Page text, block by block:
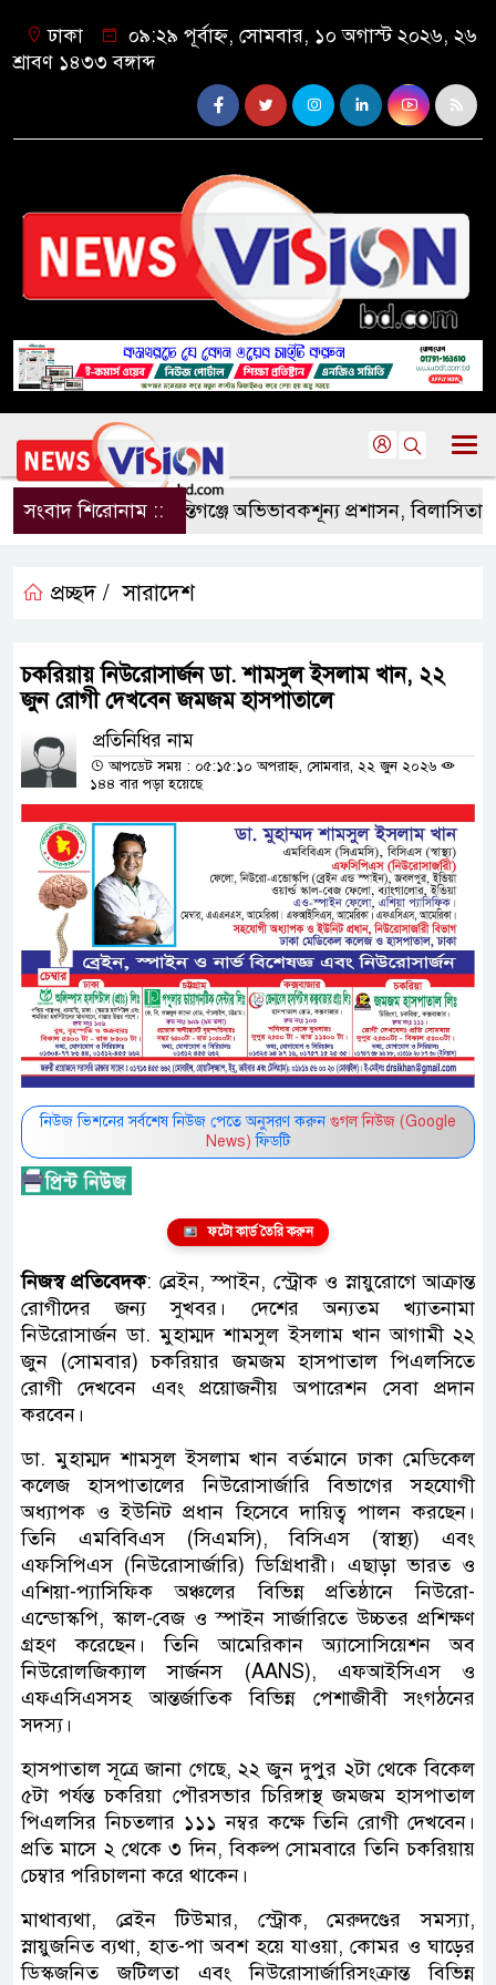
ঢাকা
০৯:২৯ পূর্বাহ্ন, সোমবার, ১০ অগাস্ট ২০২৬, ২৬
শ্রাবণ ১৪৩৩ বঙ্গাব্দ
সংবাদ শিরোনাম ::‎শান্তিগঞ্জে অভিভাবকশূন্য প্রশাসন, ‎বিলাসিতায়
প্রচ্ছদ / সারাদেশ
চকরিয়ায় নিউরোসার্জন ডা. শামসুল ইসলাম খান, ২২
জুন রোগী দেখবেন জমজম হাসপাতালে
প্রতিনিধির নাম
আপডেট সময় : ০৫:১৫:১০ অপরাহ্ন, সোমবার, ২২ জুন ২০২৬
১৪৪ বার পড়া হয়েছে
নিউজ ভিশনের সর্বশেষ নিউজ পেতে অনুসরণ করুন গুগল নিউজ (Google
News) ফিডটি
ফটো কার্ড তৈরি করুন
নিজস্ব প্রতিবেদক: ব্রেইন, স্পাইন, স্ট্রোক ও স্নায়ুরোগে আক্রান্ত
রোগীদের জন্য সুখবর। দেশের অন্যতম খ্যাতনামা
নিউরোসার্জন ডা. মুহাম্মদ শামসুল ইসলাম খান আগামী ২২
জুন (সোমবার) চকরিয়ার জমজম হাসপাতাল পিএলসিতে
রোগী দেখবেন এবং প্রয়োজনীয় অপারেশন সেবা প্রদান
করবেন।
ডা. মুহাম্মদ শামসুল ইসলাম খান বর্তমানে ঢাকা মেডিকেল
কলেজ হাসপাতালের নিউরোসার্জারি বিভাগের সহযোগী
অধ্যাপক ও ইউনিট প্রধান হিসেবে দায়িত্ব পালন করছেন।
তিনি এমবিবিএস (সিএমসি), বিসিএস (স্বাস্থ্য) এবং
এফসিপিএস (নিউরোসার্জারি) ডিগ্রিধারী। এছাড়া ভারত ও
এশিয়া-প্যাসিফিক অঞ্চলের বিভিন্ন প্রতিষ্ঠানে নিউরো-
এন্ডোস্কপি, স্কাল-বেজ ও স্পাইন সার্জারিতে উচ্চতর প্রশিক্ষণ
গ্রহণ করেছেন। তিনি আমেরিকান অ্যাসোসিয়েশন অব
নিউরোলজিক্যাল সার্জনস (AANS), এফআইসিএস ও
এফএসিএসসহ আন্তর্জাতিক বিভিন্ন পেশাজীবী সংগঠনের
সদস্য।
হাসপাতাল সূত্রে জানা গেছে, ২২ জুন দুপুর ২টা থেকে বিকেল
৫টা পর্যন্ত চকরিয়া পৌরসভার চিরিঙ্গাস্থ জমজম হাসপাতাল
পিএলসির নিচতলার ১১১ নম্বর কক্ষে তিনি রোগী দেখবেন।
প্রতি মাসে ২ থেকে ৩ দিন, বিকল্প সোমবারে তিনি চকরিয়ায়
চেম্বার পরিচালনা করে থাকেন।
মাথাব্যথা, ব্রেইন টিউমার, স্ট্রোক, মেরুদণ্ডের সমস্যা,
স্নায়ুজনিত ব্যথা, হাত-পা অবশ হয়ে যাওয়া, কোমর ও ঘাড়ের
ডিস্কজনিত জটিলতা এবং নিউরোসার্জারিসংক্রান্ত বিভিন্ন